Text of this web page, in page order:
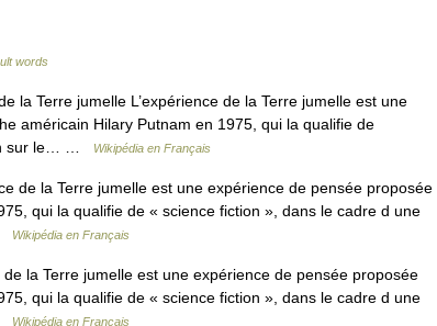
words
la Terre jumelle L’expérience de la Terre jumelle est une
américain Hilary Putnam en 1975, qui la qualifie de
sur le… …
Wikipédia en Français
de la Terre jumelle est une expérience de pensée proposée
qui la qualifie de « science fiction », dans le cadre d une
Wikipédia en Français
la Terre jumelle est une expérience de pensée proposée
qui la qualifie de « science fiction », dans le cadre d une
Wikipédia en Français